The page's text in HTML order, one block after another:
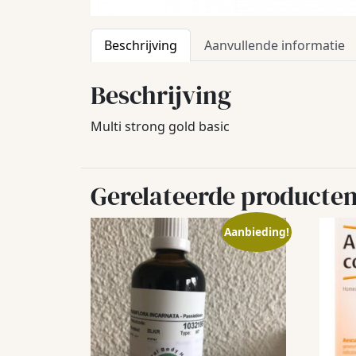
Beschrijving Aanvullende informatie
Beschrijving
Multi strong gold basic
Gerelateerde
Aanbieding!